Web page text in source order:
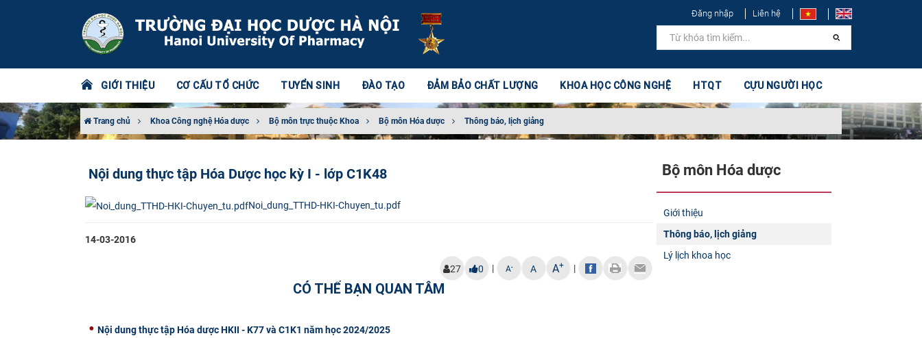
Đăng nhập Liên hệ
GIỚI THIỆU CƠ CẤU TỔ CHỨC TUYỂN SINH ĐÀO TẠO ĐẢM BẢO CHẤT LƯỢNG KHOA HỌC CÔNG NGHỆ HTQT CỰU NGƯỜI HỌC
Trang chủ Khoa Công nghệ Hóa dược Bộ môn trực thuộc Khoa Bộ môn Hóa dược Thông báo, lịch giảng
Nội dung thực tập Hóa Dược học kỳ I - lớp C1K48
Noi_dung_TTHD-HKI-Chuyen_tu.pdf
14-03-2016
27 0 | A- A A+ |
CÓ THỂ BẠN QUAN TÂM
Nội dung thực tập Hóa dược HKII - K77 và C1K1 năm học 2024/2025
Bộ môn Hóa dược
Giới thiệu
Thông báo, lịch giảng
Lý lịch khoa học